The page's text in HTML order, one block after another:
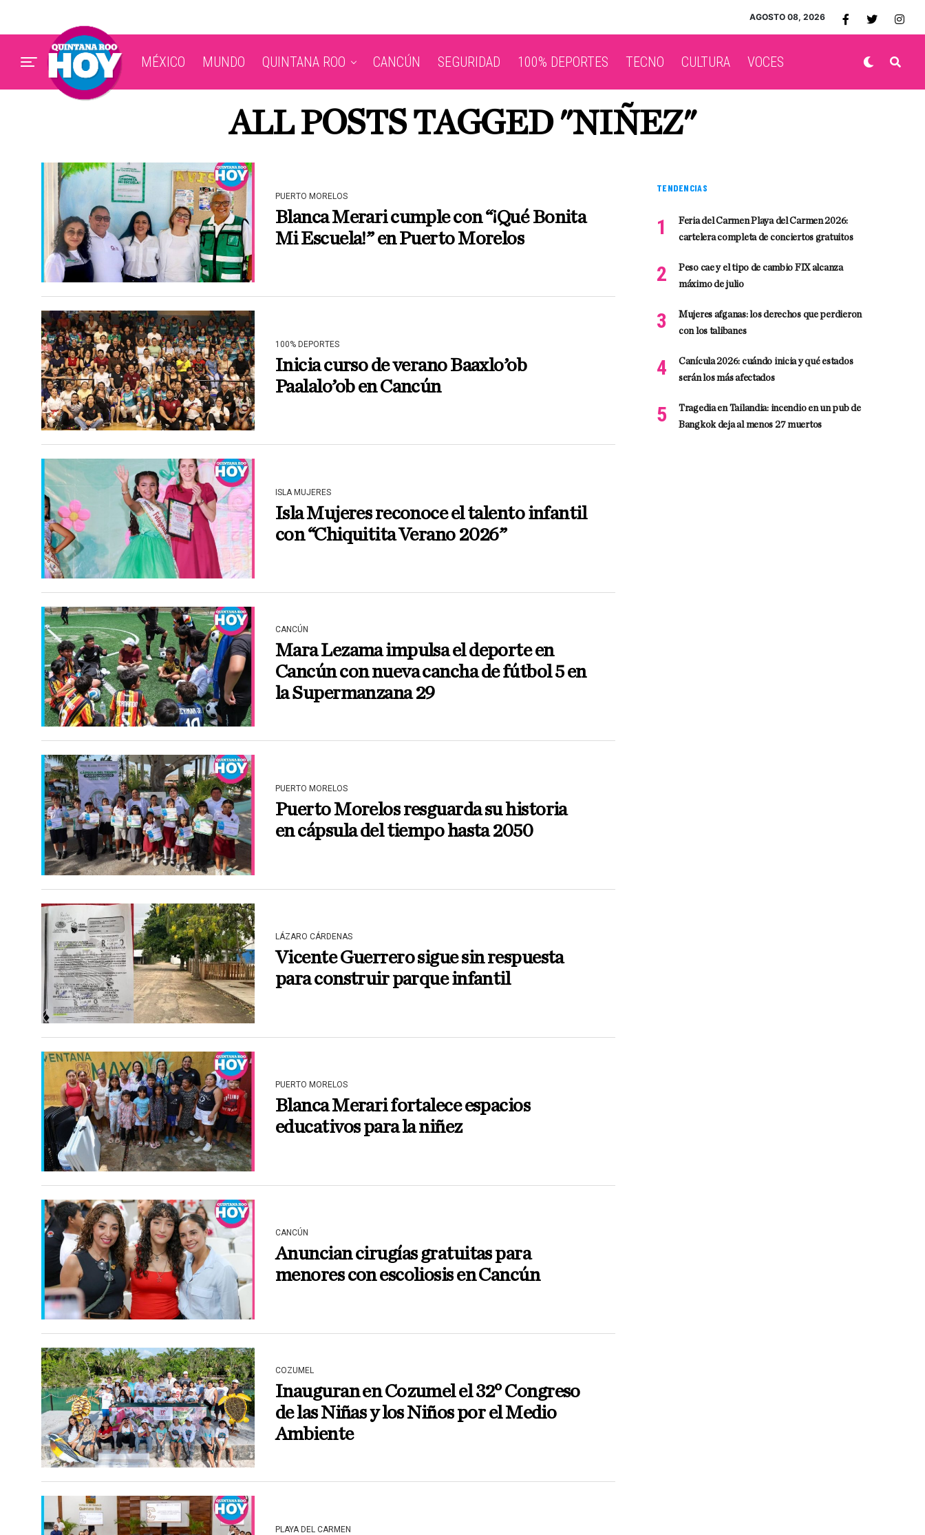
AGOSTO 08, 2026
MÉXICO MUNDO QUINTANA ROO CANCÚN SEGURIDAD 100% DEPORTES TECNO CULTURA VOCES
ALL POSTS TAGGED "NIÑEZ"
PUERTO MORELOS
Blanca Merari cumple con “¡Qué Bonita
Mi Escuela!” en Puerto Morelos
100% DEPORTES
Inicia curso de verano Baaxlo’ob
Paalalo’ob en Cancún
ISLA MUJERES
Isla Mujeres reconoce el talento infantil
con “Chiquitita Verano 2026”
CANCÚN
Mara Lezama impulsa el deporte en
Cancún con nueva cancha de fútbol 5 en
la Supermanzana 29
PUERTO MORELOS
Puerto Morelos resguarda su historia
en cápsula del tiempo hasta 2050
LÁZARO CÁRDENAS
Vicente Guerrero sigue sin respuesta
para construir parque infantil
PUERTO MORELOS
Blanca Merari fortalece espacios
educativos para la niñez
CANCÚN
Anuncian cirugías gratuitas para
menores con escoliosis en Cancún
COZUMEL
Inauguran en Cozumel el 32° Congreso
de las Niñas y los Niños por el Medio
Ambiente
PLAYA DEL CARMEN
TENDENCIAS
Feria del Carmen Playa del Carmen 2026:
cartelera completa de conciertos gratuitos
Peso cae y el tipo de cambio FIX alcanza
máximo de julio
Mujeres afganas: los derechos que perdieron
con los talibanes
Canícula 2026: cuándo inicia y qué estados
serán los más afectados
Tragedia en Tailandia: incendio en un pub de
Bangkok deja al menos 27 muertos